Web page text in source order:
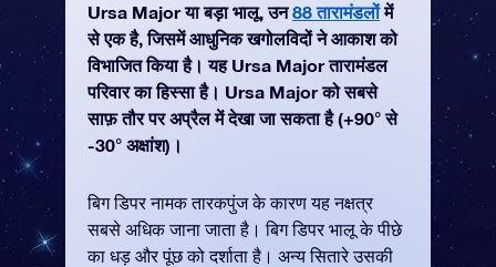
Ursa Major या बड़ा भालू, उन88 तारामंडलोंमें
से एक है, जिसमें आधुनिक खगोलविदों ने आकाश को
विभाजित किया है। यह Ursa Major तारामंडल
परिवार का हिस्सा है। Ursa Major को सबसे
साफ़ तौर पर अप्रैल में देखा जा सकता है (+90° से
-30° अक्षांश)।
बिग डिपर नामक तारकपुंज के कारण यह नक्षत्र
सबसे अधिक जाना जाता है। बिग डिपर भालू के पीछे
का धड़ और पूंछ को दर्शाता है। अन्य सितारे उसकी